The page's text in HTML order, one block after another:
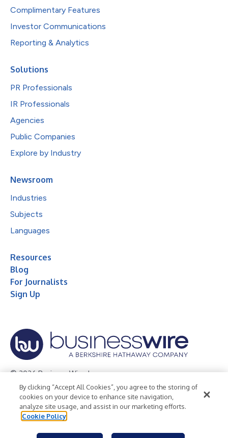
Complimentary Features
Investor Communications
Reporting & Analytics
Solutions
PR Professionals
IR Professionals
Agencies
Public Companies
Explore by Industry
Newsroom
Industries
Subjects
Languages
Resources
Blog
For Journalists
Sign Up
© 2026 Business Wire, Inc.
Privacy Policy Cookie Policy
Accessibility Statement
Terms of Use
Legal
By clicking “Accept All Cookies”, you agree to the storing of
cookies on your device to enhance site navigation,
analyze site usage, and assist in our marketing efforts.
Cookie Policy